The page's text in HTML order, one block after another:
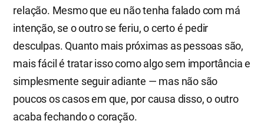
relação. Mesmo que eu não tenha falado com má
intenção, se o outro se feriu, o certo é pedir
desculpas. Quanto mais próximas as pessoas são,
mais fácil é tratar isso como algo sem importância e
simplesmente seguir adiante — mas não são
poucos os casos em que, por causa disso, o outro
acaba fechando o coração.